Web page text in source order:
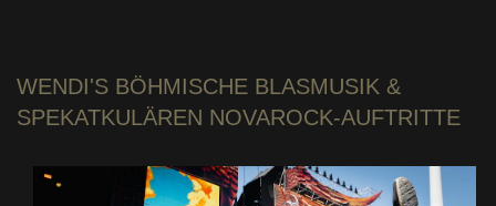
WENDI'S BÖHMISCHE BLASMUSIK &
SPEKATKULÄREN NOVAROCK-AUFTRITTE